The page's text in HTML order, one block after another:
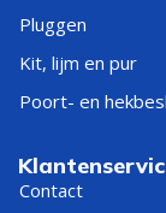
Pluggen
Kit, lijm en pur
Poort- en
Contact